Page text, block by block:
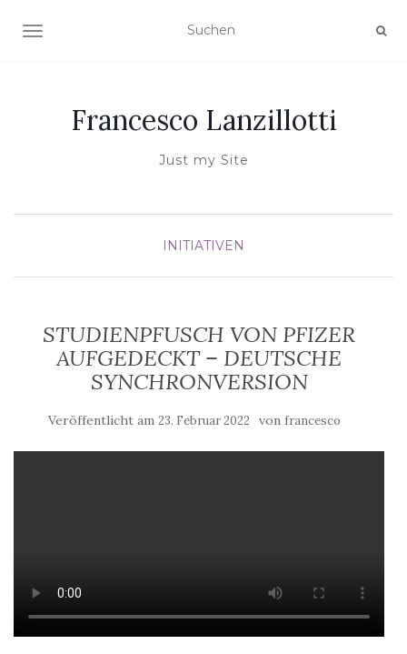
NAVIGATION UMSCHALTEN
Francesco Lanzillotti
Just my Site
INITIATIVEN
STUDIENPFUSCH VON PFIZER
AUFGEDECKT – DEUTSCHE
SYNCHRONVERSION
Veröffentlicht am 23. Februar 2022 von francesco